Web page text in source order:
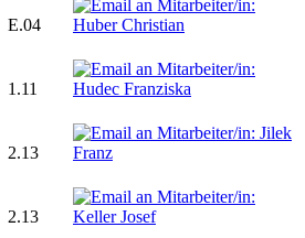
E.04
1.11
2.13
2.13